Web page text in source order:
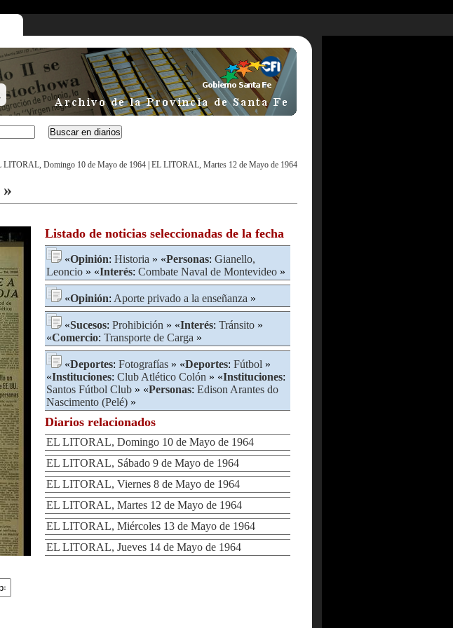
LITORAL, Domingo 10 de Mayo de 1964 EL LITORAL, Martes 12 de Mayo de 1964
»
Listado de noticias seleccionadas de la fecha
«Opinión: Historia » «Personas: Gianello,
Leoncio » «Interés: Combate Naval de Montevideo »
«Opinión: Aporte privado a la enseñanza »
«Sucesos: Prohibición » «Interés: Tránsito »
«Comercio: Transporte de Carga »
«Deportes: Fotografías » «Deportes: Fútbol »
«Instituciones: Club Atlético Colón » «Instituciones:
Santos Fútbol Club » «Personas: Edison Arantes do
Nascimento (Pelé) »
Diarios relacionados
EL LITORAL, Domingo 10 de Mayo de 1964
EL LITORAL, Sábado 9 de Mayo de 1964
EL LITORAL, Viernes 8 de Mayo de 1964
EL LITORAL, Martes 12 de Mayo de 1964
EL LITORAL, Miércoles 13 de Mayo de 1964
EL LITORAL, Jueves 14 de Mayo de 1964